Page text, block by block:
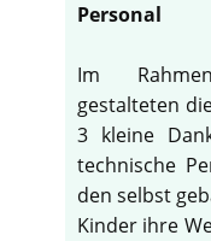
Personal
Im
gestalteten
3 kleine
technische
den selbst
Kinder ihre